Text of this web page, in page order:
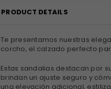
PRODUCT DETAILS
Te presentamos nuestras
corcho, el calzado perfecto
Estas sandalias destacan por
brindan un ajuste seguro y
una elevación adicional,